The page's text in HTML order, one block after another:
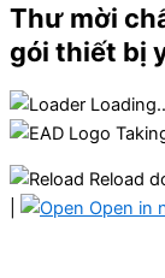
Thư mời
gói thiết bị
Reload
Open in